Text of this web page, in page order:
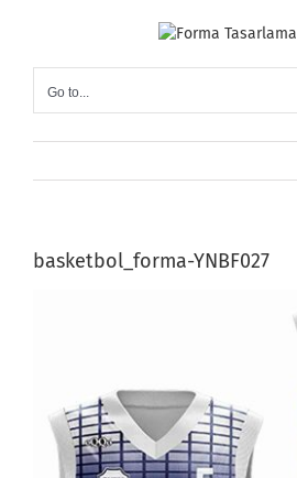
Go to...
basketbol_forma-YNBF027